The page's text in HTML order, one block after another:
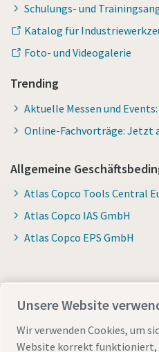
Schulungs- und
Katalog für
Foto- und Videogalerie
Trending
Aktuelle Messen und
Online-Fachvorträge: Jetzt
Allgemeine
Atlas Copco Tools Central
Atlas Copco IAS GmbH
Atlas Copco EPS GmbH
Unsere Website
Wir verwenden Cookies, um
Website korrekt funktioniert,